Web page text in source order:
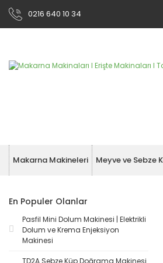
0216 640 10 34
Makarna Makineleri Meyve ve Sebze
En Populer Olanlar
Pasfil Mini Dolum Makinesi | Elektrikli
Dolum ve Krema Enjeksiyon
Makinesi
TD2A Sebze Küp Doğrama Makinesi